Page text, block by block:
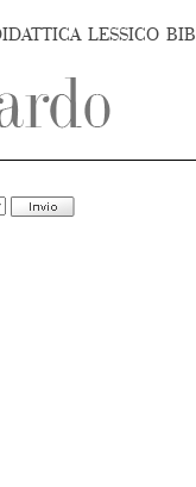
LESSICO